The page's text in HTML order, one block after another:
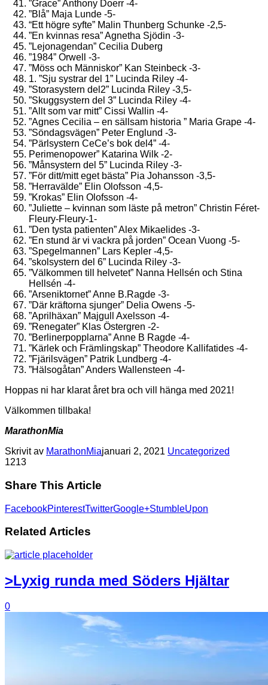
”Grace” Anthony Doerr -4-
”Blå” Maja Lunde -5-
“Ett högre syfte” Malin Thunberg Schunke -2,5-
”En kvinnas resa” Agnetha Sjödin -3-
”Lejonagendan” Cecilia Duberg
”1984” Orwell -3-
”Möss och Människor” Kan Steinbeck -3-
1. ”Sju systrar del 1” Lucinda Riley -4-
”Storasystern del2” Lucinda Riley -3,5-
”Skuggsystern del 3” Lucinda Riley -4-
”Allt som var mitt” Cissi Wallin -4-
”Agnes Cecilia – en sällsam historia ” Maria Grape -4-
”Söndagsvägen” Peter Englund -3-
”Pärlsystern CeCe’s bok del4” -4-
Perimenopower” Katarina Wilk -2-
”Månsystern del 5” Lucinda Riley -3-
”För ditt/mitt eget bästa” Pia Johansson -3,5-
”Herravälde” Elin Olofsson -4,5-
”Krokas” Elin Olofsson -4-
”Juliette – kvinnan som läste på metron” Christin Féret-
Fleury-Fleury-1-
”Den tysta patienten” Alex Mikaelides -3-
”En stund är vi vackra på jorden” Ocean Vuong -5-
”Spegelmannen” Lars Kepler -4,5-
”skolsystern del 6” Lucinda Riley -3-
”Välkommen till helvetet” Nanna Hellsén och Stina
Hellsén -4-
”Arseniktornet” Anne B.Ragde -3-
”Där kräftorna sjunger” Delia Owens -5-
”Aprilhäxan” Majgull Axelsson -4-
”Renegater” Klas Östergren -2-
”Berlinerpopplarna” Anne B Ragde -4-
”Kärlek och Främlingskap” Theodore Kallifatides -4-
”Fjärilsvägen” Patrik Lundberg -4-
”Hälsogåtan” Anders Wallensteen -4-
Hoppas ni har klarat året bra och vill hänga med 2021!
Välkommen tillbaka!
MarathonMia
Skrivit av MarathonMiajanuari 2, 2021 Uncategorized
1213
Share This Article
FacebookPinterestTwitterGoogle+StumbleUpon
Related Articles
>Lyxig runda med Söders Hjältar
0